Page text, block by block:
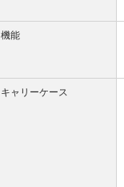
機能
キャリーケース